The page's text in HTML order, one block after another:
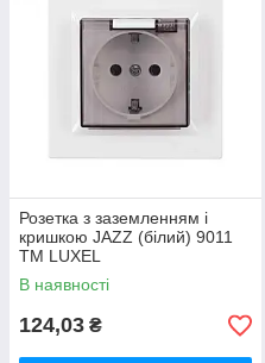
Розетка з заземленням і
кришкою JAZZ (білий) 9011
ТМ LUXEL
В наявності
124,03 ₴